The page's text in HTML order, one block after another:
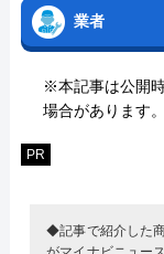
業者
※本記事は公開
場合があります
PR
◆記事で紹介した